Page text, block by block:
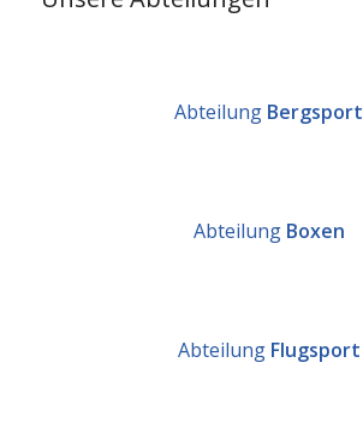
Abteilung Bergsport
AbteilungBoxen
AbteilungFlugsport